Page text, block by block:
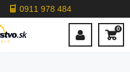
0911 978 484
0